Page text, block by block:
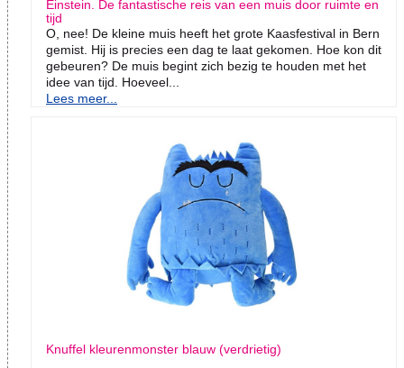
Einstein. De fantastische reis van een muis door ruimte en
tijd
O, nee! De kleine muis heeft het grote Kaasfestival in Bern
gemist. Hij is precies een dag te laat gekomen. Hoe kon dit
gebeuren? De muis begint zich bezig te houden met het
idee van tijd. Hoeveel...
Lees meer...
Knuffel kleurenmonster blauw (verdrietig)